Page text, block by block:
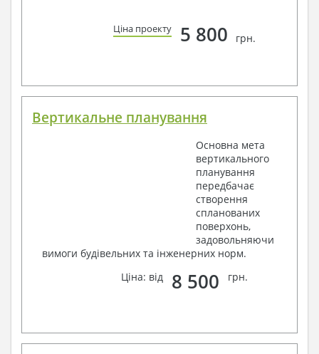
Ціна проекту 5 800 грн.
Вертикальне планування
Основна мета
вертикального
планування
передбачає
створення
спланованих
поверхонь,
задовольняючи
вимоги будівельних та інженерних норм.
Ціна: від
8 500 грн.